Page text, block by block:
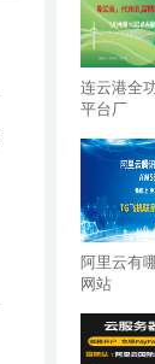
连云港全
平台厂
阿里云有
网站